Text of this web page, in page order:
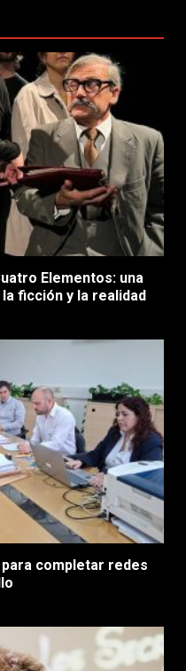
Elementos: una
ficción y la realidad
para completar redes